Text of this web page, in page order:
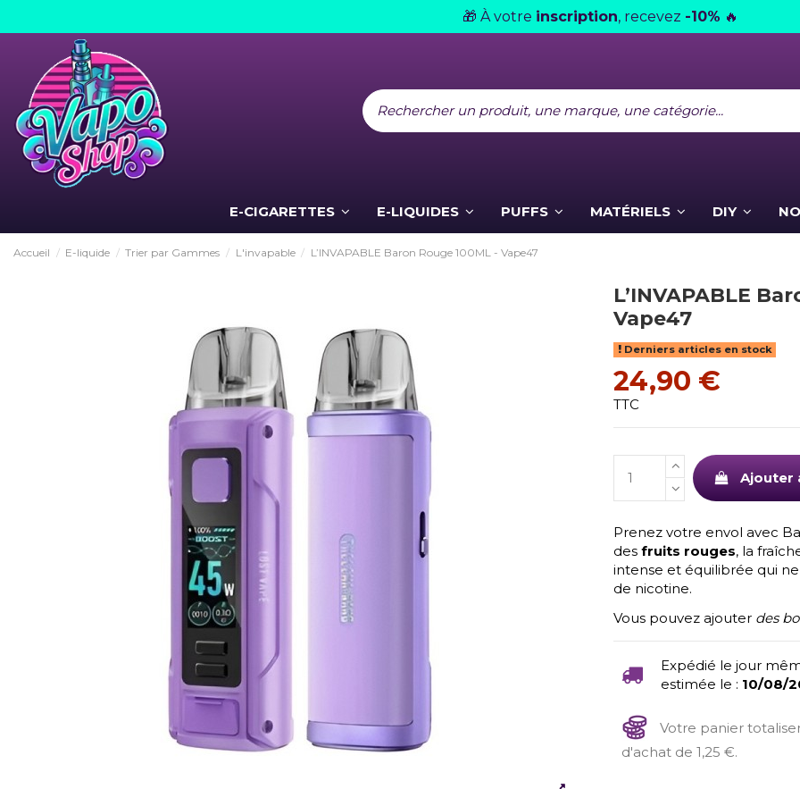
🎁 À votre inscription, recevez -10% 🔥
E-CIGARETTES E-LIQUIDES PUFFS MATÉRIELS DIY
Accueil E-liquide Trier par Gammes L'invapable L’INVAPABLE Baron Rouge 100ML - Vape47
L’INVAPABLE
Vape47
Derniers articles en stock
24,90 €
TTC
Ajouter
Prenez votre envol avec
des fruits rouges, la
intense et équilibrée qui
de nicotine.
Vous pouvez ajouter des
Expédié le jour
estimée le : 10/08/
Votre panier
d'achat de 1,25 €.